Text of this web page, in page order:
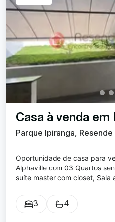
Casa à venda em
Parque Ipiranga, Resende
Oportunidade de casa para
Alphaville com 03 Quartos
suíte master com closet, Sala
3 4